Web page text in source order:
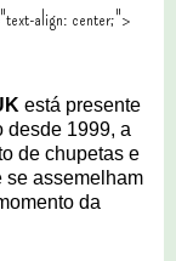
align: center;">
está presente
desde 1999, a
de chupetas e
se assemelham
da